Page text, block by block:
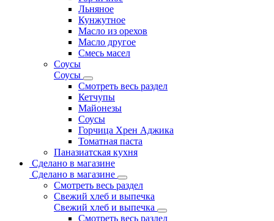
Льняное
Кунжутное
Масло из орехов
Масло другое
Смесь масел
Соусы
Соусы
Смотреть весь раздел
Кетчупы
Майонезы
Соусы
Горчица Хрен Аджика
Томатная паста
Паназиатская кухня
Сделано в магазине
Сделано в магазине
Смотреть весь раздел
Свежий хлеб и выпечка
Свежий хлеб и выпечка
Смотреть весь раздел